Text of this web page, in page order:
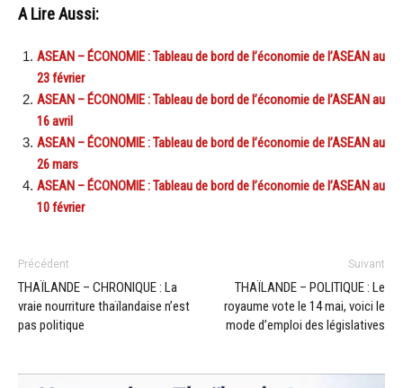
A Lire Aussi:
ASEAN – ÉCONOMIE : Tableau de bord de l’économie de l’ASEAN au
23 février
ASEAN – ÉCONOMIE : Tableau de bord de l’économie de l’ASEAN au
16 avril
ASEAN – ÉCONOMIE : Tableau de bord de l’économie de l’ASEAN au
26 mars
ASEAN – ÉCONOMIE : Tableau de bord de l’économie de l’ASEAN au
10 février
Précédent
THAÏLANDE – CHRONIQUE : La
vraie nourriture thaïlandaise n’est
pas politique
Suivant
THAÏLANDE – POLITIQUE : Le
royaume vote le 14 mai, voici le
mode d’emploi des législatives